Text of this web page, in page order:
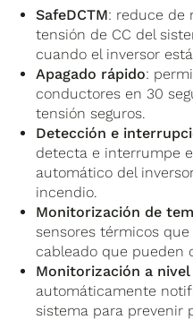
SafeDCTM: reduce de
tensión de CC del
cuando el inversor
Apagado rápido:
conductores en 30
tensión seguros.
Detección e
detecta e interrumpe
automático del
incendio.
Monitorización de
sensores térmicos
cableado que pueden
Monitorización a
automáticamente
sistema para prevenir